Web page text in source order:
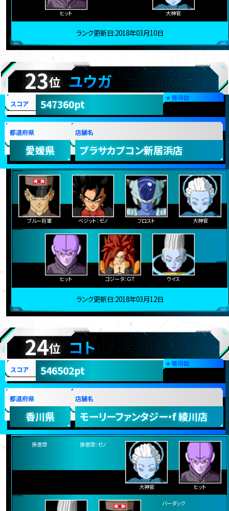
孫悟空 ブルー将軍
ヒット 大神官
ランク更新日:2018年03月10日
23位 ユウガ
★獲得数
スコア 547360pt
都道府県
愛媛県
店舗名
プラサカプコン新居浜店
ブルー将軍 ベジット：ゼノ フロスト 大神官
ヒット ゴジータ：ＧＴ ウイス
ランク更新日:2018年03月12日
24位 コト
★獲得数
スコア 546502pt
香川県 モーリーファンタジー・f 綾川店
孫悟空：ゼノ